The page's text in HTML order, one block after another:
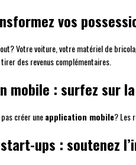
vos
Votre voiture, votre matériel de
des revenus complémentaires.
mobile : surfez sur
créer uneapplication mobile? Les
ups : soutenez